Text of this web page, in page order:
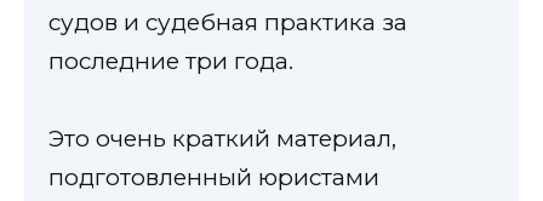
судов и судебная практика за
последние три года.
Это очень краткий материал,
подготовленный юристами